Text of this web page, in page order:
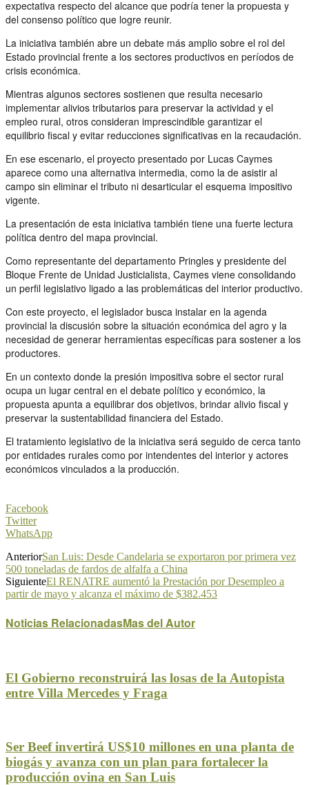
expectativa respecto del alcance que podría tener la propuesta y
del consenso político que logre reunir.
La iniciativa también abre un debate más amplio sobre el rol del
Estado provincial frente a los sectores productivos en períodos de
crisis económica.
Mientras algunos sectores sostienen que resulta necesario
implementar alivios tributarios para preservar la actividad y el
empleo rural, otros consideran imprescindible garantizar el
equilibrio fiscal y evitar reducciones significativas en la recaudación.
En ese escenario, el proyecto presentado por Lucas Caymes
aparece como una alternativa intermedia, como la de asistir al
campo sin eliminar el tributo ni desarticular el esquema impositivo
vigente.
La presentación de esta iniciativa también tiene una fuerte lectura
política dentro del mapa provincial.
Como representante del departamento Pringles y presidente del
Bloque Frente de Unidad Justicialista, Caymes viene consolidando
un perfil legislativo ligado a las problemáticas del interior productivo.
Con este proyecto, el legislador busca instalar en la agenda
provincial la discusión sobre la situación económica del agro y la
necesidad de generar herramientas específicas para sostener a los
productores.
En un contexto donde la presión impositiva sobre el sector rural
ocupa un lugar central en el debate político y económico, la
propuesta apunta a equilibrar dos objetivos, brindar alivio fiscal y
preservar la sustentabilidad financiera del Estado.
El tratamiento legislativo de la iniciativa será seguido de cerca tanto
por entidades rurales como por intendentes del interior y actores
económicos vinculados a la producción.
Facebook
Twitter
WhatsApp
AnteriorSan Luis: Desde Candelaria se exportaron por primera vez
500 toneladas de fardos de alfalfa a China
SiguienteEl RENATRE aumentó la Prestación por Desempleo a
partir de mayo y alcanza el máximo de $382.453
Noticias RelacionadasMas del Autor
El Gobierno reconstruirá las losas de la Autopista
entre Villa Mercedes y Fraga
Ser Beef invertirá US$10 millones en una planta de
biogás y avanza con un plan para fortalecer la
producción ovina en San Luis